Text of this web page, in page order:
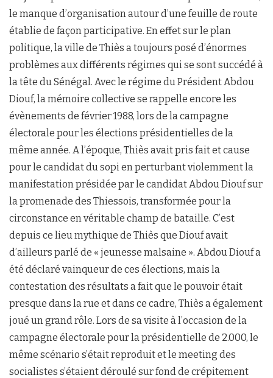
le manque d’organisation autour d’une feuille de route
établie de façon participative. En effet sur le plan
politique, la ville de Thiès a toujours posé d’énormes
problèmes aux différents régimes qui se sont succédé à
la tête du Sénégal. Avec le régime du Président Abdou
Diouf, la mémoire collective se rappelle encore les
évènements de février 1988, lors de la campagne
électorale pour les élections présidentielles de la
même année. A l’époque, Thiès avait pris fait et cause
pour le candidat du sopi en perturbant violemment la
manifestation présidée par le candidat Abdou Diouf sur
la promenade des Thiessois, transformée pour la
circonstance en véritable champ de bataille. C’est
depuis ce lieu mythique de Thiès que Diouf avait
d’ailleurs parlé de « jeunesse malsaine ». Abdou Diouf a
été déclaré vainqueur de ces élections, mais la
contestation des résultats a fait que le pouvoir était
presque dans la rue et dans ce cadre, Thiès a également
joué un grand rôle. Lors de sa visite à l’occasion de la
campagne électorale pour la présidentielle de 2.000, le
même scénario s’était reproduit et le meeting des
socialistes s’étaient déroulé sur fond de crépitement